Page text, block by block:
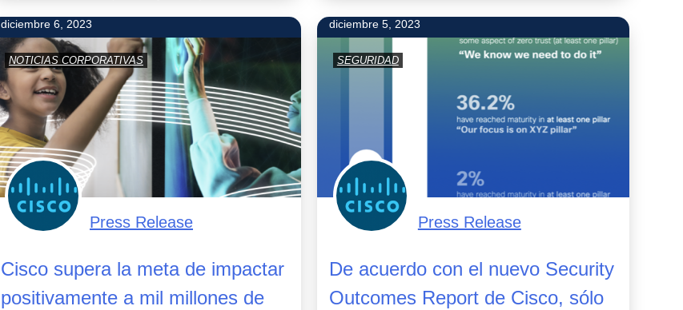
c…
diciembre 6, 2023
NOTICIAS CORPORATIVAS
Press Release
Cisco supera la meta de impactar
positivamente a mil millones de
diciembre 5, 2023
SEGURIDAD
Press Release
De acuerdo con el nuevo Security
Outcomes Report de Cisco, sólo